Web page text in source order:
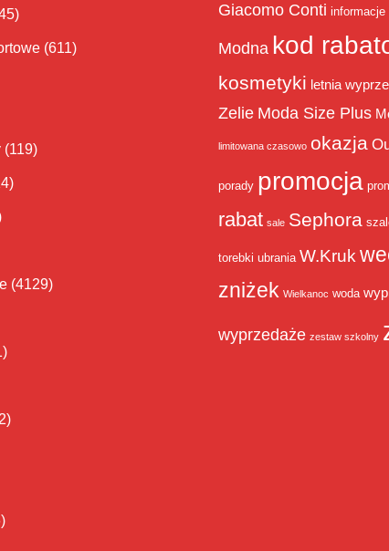
(611)
(119)
(4129)
Giacomo Conti informacje
Modna kod
kosmetyki letnia
Zelie Moda Size Plus
limitowana czasowo okazja
porady promocja
rabat sale Sephora
torebki ubrania W.Kruk
zniżek Wielkanoc woda
wyprzedaże zestaw szkolny